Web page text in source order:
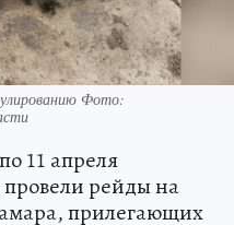
Фото:
11 апреля
рейды на
прилегающих